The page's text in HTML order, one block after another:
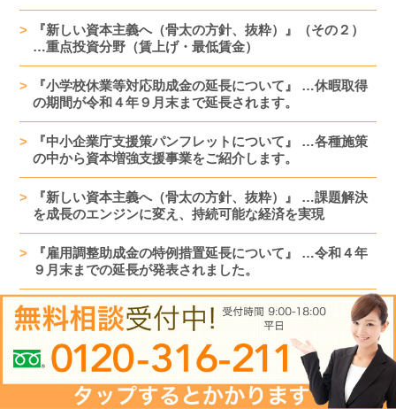
『新しい資本主義へ（骨太の方針、抜粋）』（その２）
…重点投資分野（賃上げ・最低賃金）
『小学校休業等対応助成金の延長について』 …休暇取得
の期間が令和４年９月末まで延長されます。
『中小企業庁支援策パンフレットについて』 …各種施策
の中から資本増強支援事業をご紹介します。
『新しい資本主義へ（骨太の方針、抜粋）』 …課題解決
を成長のエンジンに変え、持続可能な経済を実現
『雇用調整助成金の特例措置延長について』 …令和４年
９月末までの延長が発表されました。
『ファイナンスは重要な経営技術のひとつです。』 …攻
めのファイナンスで資本効率を高めましょう。
『価格・値決めに関する１７のキーワードと４つの方
針！』 …自衛のために、少なくとも原価の上昇分は今す
ぐ価格に転嫁 してください。